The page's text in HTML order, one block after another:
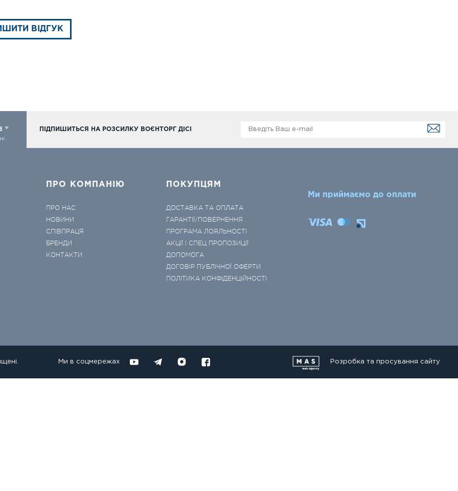
ВІДГУК
ПІДПИШИТЬСЯ НА РОЗСИЛКУ ВОЄНТОРГ ДІСІ
ПРО КОМПАНІЮ
ПРО НАС
НОВИНИ
СПІВПРАЦЯ
БРЕНДИ
КОНТАКТИ
ПОКУПЦЯМ
ДОСТАВКА ТА ОПЛАТА
ГАРАНТІЇ/ПОВЕРНЕННЯ
ПРОГРАМА ЛОЯЛЬНОСТІ
АКЦІЇ І СПЕЦ ПРОПОЗИЦІЇ
ДОПОМОГА
ДОГОВІР ПУБЛІЧНОЇ ОФЕРТИ
ПОЛІТИКА КОНФІДЕНЦІЙНОСТІ
Ми приймаємо до оплати
Ми в соцмережах Розробка та просування сайту